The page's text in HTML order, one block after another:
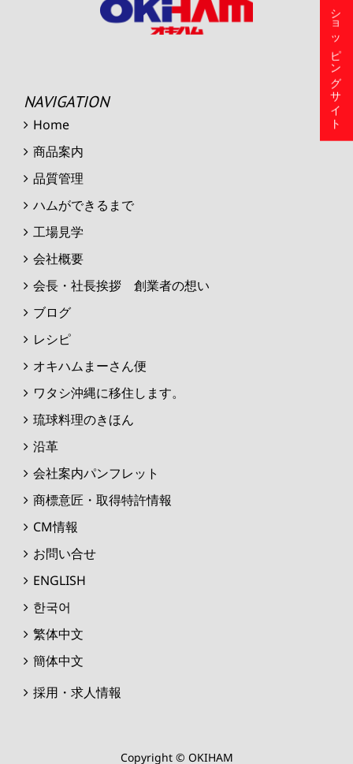
NAVIGATION
Home
商品案内
品質管理
ハムができるまで
工場見学
会社概要
会長・社長挨拶 創業者の想い
ブログ
レシピ
オキハムまーさん便
ワタシ沖縄に移住します。
琉球料理のきほん
沿革
会社案内パンフレット
商標意匠・取得特許情報
CM情報
お問い合せ
ENGLISH
한국어
繁体中文
簡体中文
ショッピングサイト
採用・求人情報
Copyright © OKIHAM